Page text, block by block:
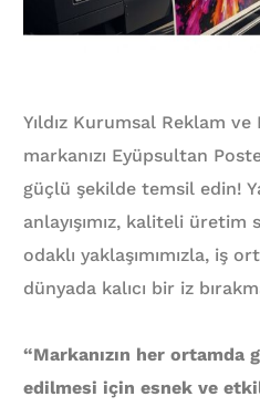
Yıldız Kurumsal Reklam ve
markanızı Eyüpsultan
güçlü şekilde temsil edin!
anlayışımız, kaliteli
odaklı yaklaşımımızla, iş
dünyada kalıcı bir iz
“Markanızın her
edilmesi için esnek ve